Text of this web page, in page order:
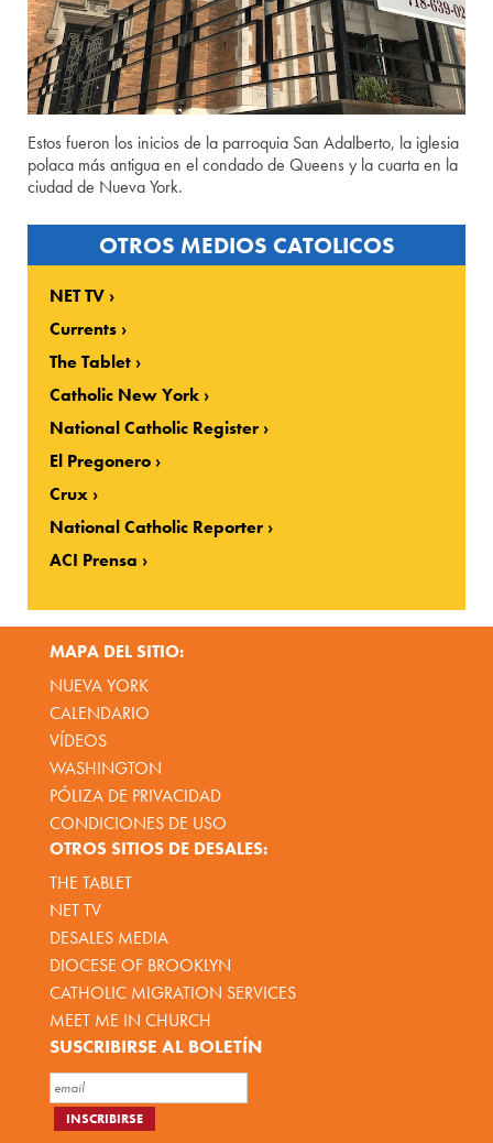
Estos fueron los inicios de la parroquia San Adalberto, la iglesia
polaca más antigua en el condado de Queens y la cuarta en la
ciudad de Nueva York.
OTROS MEDIOS CATOLICOS
NET TV
Currents
The Tablet
Catholic New York
National Catholic Register
El Pregonero
Crux
National Catholic Reporter
ACI Prensa
MAPA DEL SITIO:
NUEVA YORK
CALENDARIO
VÍDEOS
WASHINGTON
PÓLIZA DE PRIVACIDAD
CONDICIONES DE USO
OTROS SITIOS DE DESALES:
THE TABLET
NET TV
DESALES MEDIA
DIOCESE OF BROOKLYN
CATHOLIC MIGRATION SERVICES
MEET ME IN CHURCH
SUSCRIBIRSE AL BOLETÍN